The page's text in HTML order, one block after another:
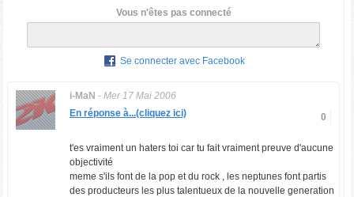
Vous n'êtes pas connecté
Se connecter avec Facebook
i-MaN - Mer 17 Mai 2006
0
En réponse à...(cliquez ici)
t'es vraiment un haters toi car tu fait vraiment preuve d'aucune
objectivité
meme s'ils font de la pop et du rock , les neptunes font partis
des producteurs les plus talentueux de la nouvelle generation